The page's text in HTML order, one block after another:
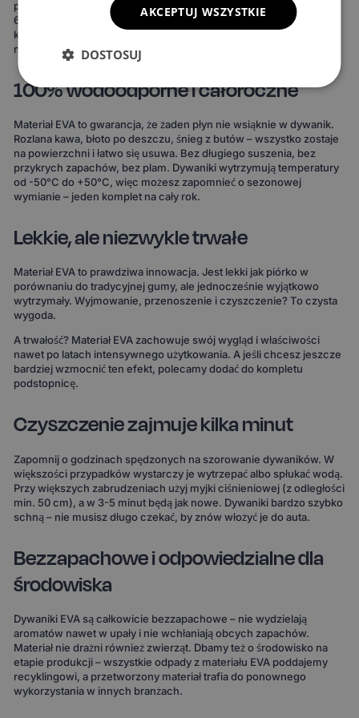
powierzchni, 3 wzory komórek i 20 wariantów obszycia – to ponad
690 kombinacji! Możesz wybrać dywaniki, które idealnie
komponują się z wnętrzem Twojego auta lub nadają mu zupełnie
nowy charakter.
100% wodoodporne i całoroczne
Materiał EVA to gwarancja, że żaden płyn nie wsiąknie w dywanik.
Rozlana kawa, błoto po deszczu, śnieg z butów – wszystko zostaje
na powierzchni i łatwo się usuwa. Bez długiego suszenia, bez
przykrych zapachów, bez plam. Dywaniki wytrzymują temperatury
od -50°C do +50°C, więc możesz zapomnieć o sezonowej
wymianie – jeden komplet na cały rok.
Lekkie, ale niezwykle trwałe
Materiał EVA to prawdziwa innowacja. Jest lekki jak piórko w
porównaniu do tradycyjnej gumy, ale jednocześnie wyjątkowo
wytrzymały. Wyjmowanie, przenoszenie i czyszczenie? To czysta
wygoda.
A trwałość? Materiał EVA zachowuje swój wygląd i właściwości
nawet po latach intensywnego użytkowania. A jeśli chcesz jeszcze
bardziej wzmocnić ten efekt, polecamy dodać do kompletu
podstopnicę.
Czyszczenie zajmuje kilka minut
Zapomnij o godzinach spędzonych na szorowanie dywaników. W
większości przypadków wystarczy je wytrzepać albo spłukać wodą.
Przy większych zabrudzeniach użyj myjki ciśnieniowej (z odległości
min. 50 cm), a w 3-5 minut będą jak nowe. Dywaniki bardzo szybko
schną – nie musisz długo czekać, by znów włożyć je do auta.
Bezzapachowe i odpowiedzialne dla
środowiska
Dywaniki EVA są całkowicie bezzapachowe – nie wydzielają
aromatów nawet w upały i nie wchłaniają obcych zapachów.
Materiał nie drażni również zwierząt. Dbamy też o środowisko na
etapie produkcji – wszystkie odpady z materiału EVA poddajemy
recyklingowi, a przetworzony materiał trafia do ponownego
wykorzystania w innych branżach.
AKCEPTUJ WSZYSTKIE
DOSTOSUJ